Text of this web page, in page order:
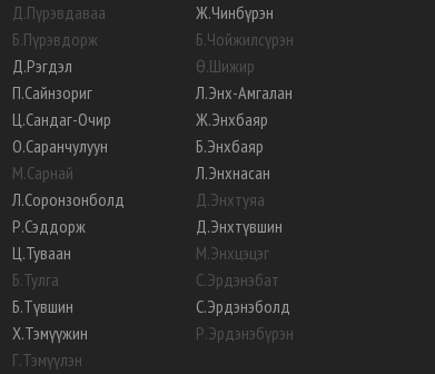
Д.Пүрэвдаваа
Б.Пүрэвдорж
Д.Рэгдэл
П.Сайнзориг
Ц.Сандаг-Очир
О.Саранчулуун
М.Сарнай
Л.Соронзонболд
Р.Сэддорж
Ц.Туваан
Б.Тулга
Б.Түвшин
Х.Тэмүүжин
Г.Тэмүүлэн
Ж.Чинбүрэн
Б.Чойжилсүрэн
Ө.Шижир
Л.Энх-Амгалан
Ж.Энхбаяр
Б.Энхбаяр
Л.Энхнасан
Д.Энхтуяа
Д.Энхтүвшин
М.Энхцэцэг
С.Эрдэнэбат
С.Эрдэнэболд
Р.Эрдэнэбүрэн